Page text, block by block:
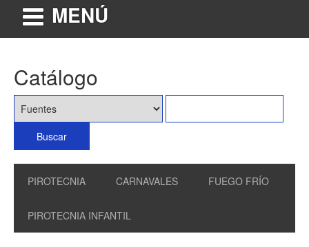
MENÚ
Catálogo
PIROTECNIA CARNAVALES FUEGO FRÍO
PIROTECNIA INFANTIL